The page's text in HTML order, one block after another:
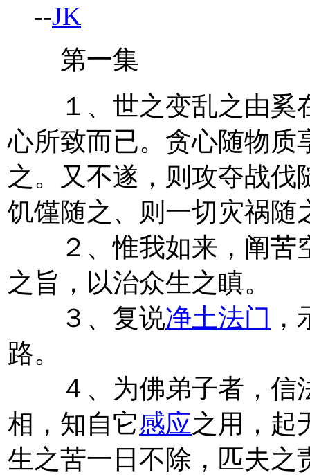
--JK
第一集
１、世之变乱之由奚
心所致而已。贪心随物质
之。又不遂，则攻夺战
饥馑随之、则一切灾祸随
２、惟我如来，阐苦
之旨，以治众生之瞋。
３、复说净土法门
路。
４、为佛弟子者，信
相，知自它感应之用，起
生之苦一日不除，匹夫之